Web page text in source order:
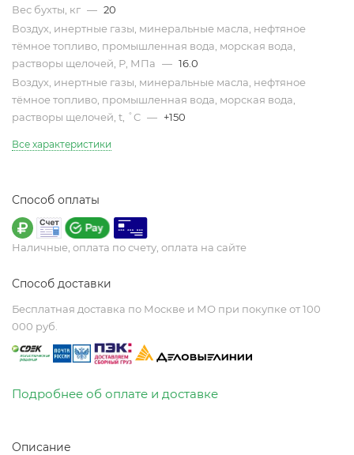
Вес бухты, кг — 20
Воздух, инертные газы, минеральные масла, нефтяное
тёмное топливо, промышленная вода, морская вода,
растворы щелочей, Р, МПа — 16.0
Воздух, инертные газы, минеральные масла, нефтяное
тёмное топливо, промышленная вода, морская вода,
растворы щелочей, t, ˚C — +150
Все характеристики
Способ оплаты
Наличные, оплата по счету, оплата на сайте
Способ доставки
Бесплатная доставка по Москве и МО при покупке от 100
000 руб.
Подробнее об оплате и доставке
Описание